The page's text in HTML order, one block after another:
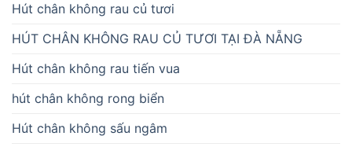
Hút chân không rau củ tươi
HÚT CHÂN KHÔNG RAU CỦ TƯƠI TẠI ĐÀ NẴNG
Hút chân không rau tiến vua
hút chân không rong biển
Hút chân không sấu ngâm